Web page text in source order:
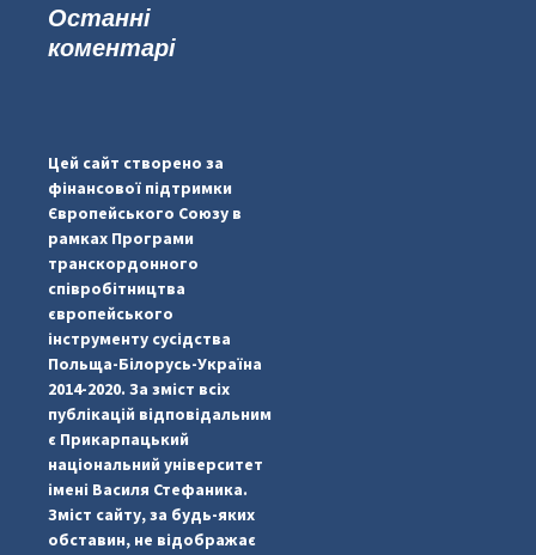
Останні
коментарі
Цей сайт створено за
фінансової підтримки
Європейського Союзу в
рамках Програми
транскордонного
співробітництва
європейського
інструменту сусідства
Польща-Білорусь-Україна
2014-2020. За зміст всіх
публікацій відповідальним
є Прикарпацький
національний університет
імені Василя Стефаника.
Зміст сайту, за будь-яких
обставин, не відображає